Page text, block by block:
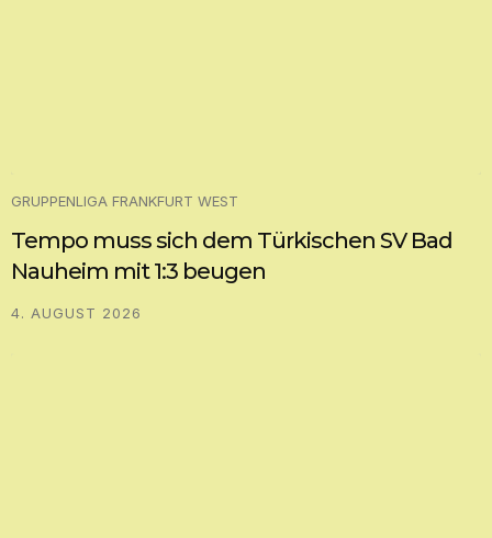
GRUPPENLIGA FRANKFURT WEST
Tempo muss sich dem Türkischen SV Bad
Nauheim mit 1:3 beugen
4. AUGUST 2026